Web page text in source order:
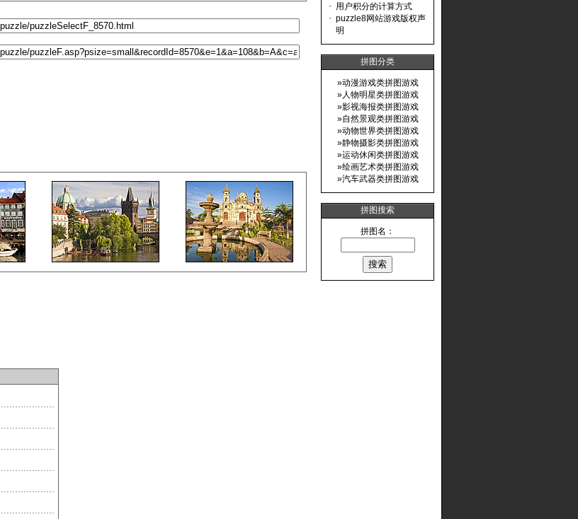
· 用户积分的计算方式
· puzzle8网站游戏版权声
明
拼图分类
»动漫游戏类拼图游戏
»人物明星类拼图游戏
»影视海报类拼图游戏
»自然景观类拼图游戏
»动物世界类拼图游戏
»静物摄影类拼图游戏
»运动休闲类拼图游戏
»绘画艺术类拼图游戏
»汽车武器类拼图游戏
拼图搜索
拼图名：